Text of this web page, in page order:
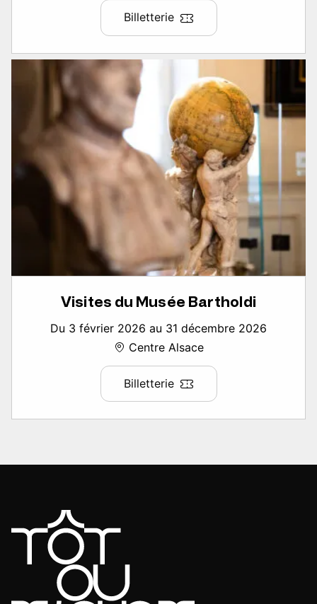
Billetterie
Visites du Musée Bartholdi
Du 3 février 2026 au 31 décembre 2026
Centre Alsace
Billetterie